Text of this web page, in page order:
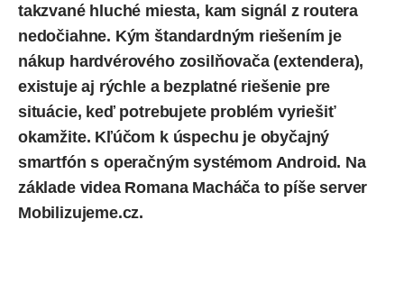
takzvané hluché miesta, kam signál z routera
nedočiahne. Kým štandardným riešením je
nákup hardvérového zosilňovača (extendera),
existuje aj rýchle a bezplatné riešenie pre
situácie, keď potrebujete problém vyriešiť
okamžite. Kľúčom k úspechu je obyčajný
smartfón s operačným systémom Android. Na
základe videa Romana Macháčato píše server
Mobilizujeme.cz.